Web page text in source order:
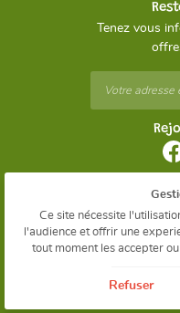
Tenez vous
Conditions
Ce site nécessite
l'audience et offrir une
tout moment les accepter
Refuser